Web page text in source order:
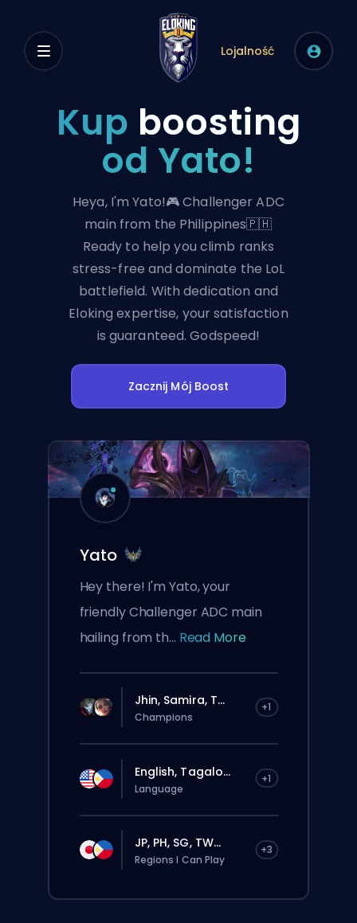
Lojalność
Kup boosting
od Yato!
Heya, I'm Yato!🎮 Challenger ADC
main from the Philippines🇵🇭
Ready to help you climb ranks
stress-free and dominate the LoL
battlefield. With dedication and
Eloking expertise, your satisfaction
is guaranteed. Godspeed!
Zacznij Mój Boost
Yato
Hey there! I'm Yato, your
friendly Challenger ADC main
hailing from th... Read More
Jhin, Samira, T... +1
Champions
English, Tagalo... +1
Language
JP, PH, SG, TW... +3
Regions I Can Play